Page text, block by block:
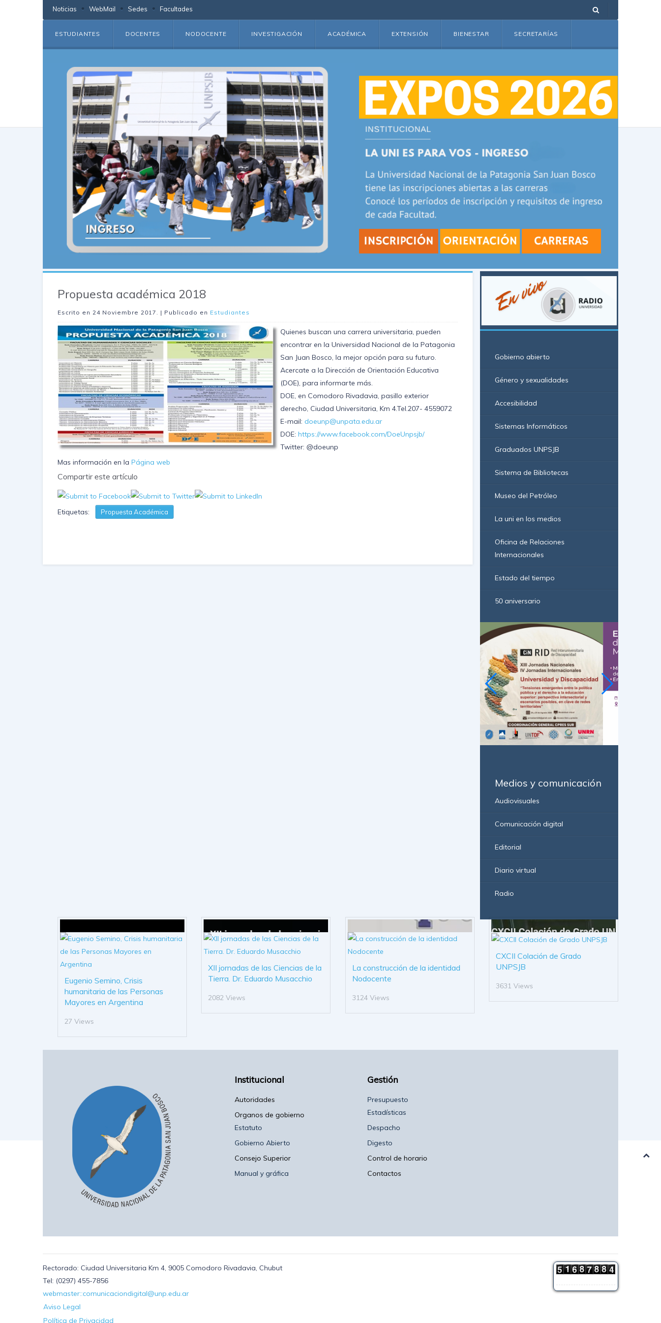
Noticias WebMail Sedes Facultades
ESTUDIANTES DOCENTES NODOCENTE INVESTIGACIÓN ACADÉMICA EXTENSIÓN BIENESTAR SECRETARÍAS
Propuesta académica 2018
Escrito en 24 Noviembre 2017 . | Publicado en Estudiantes
Quienes buscan una carrera universitaria, pueden
encontrar en la Universidad Nacional de la Patagonia
San Juan Bosco, la mejor opción para su futuro.
Acercate a la Dirección de Orientación Educativa
(DOE), para informarte más.
DOE, en Comodoro Rivadavia, pasillo exterior
derecho, Ciudad Universitaria, Km 4.Tel.207- 4559072
E-mail: doeunp@unpata.edu.ar
DOE: https://www.facebook.com/DoeUnpsjb/
Twitter: @doeunp
Mas información en la Página web
Compartir este artículo
Etiquetas: Propuesta Académica
Gobierno abierto
Género y sexualidades
Accesibilidad
Sistemas Informáticos
Graduados UNPSJB
Sistema de Bibliotecas
Museo del Petróleo
La uni en los medios
Oficina de Relaciones
Internacionales
Estado del tiempo
50 aniversario
Medios y comunicación
Audiovisuales
Comunicación digital
Editorial
Diario virtual
Radio
Eugenio Semino, Crisis
humanitaria de las Personas
Mayores en Argentina
27 Views
XII jornadas de las Ciencias de la
Tierra. Dr. Eduardo Musacchio
2082 Views
La construcción de la identidad
Nodocente
3124 Views
CXCII Colación de Grado
UNPSJB
3631 Views
Institucional
Autoridades
Organos de gobierno
Estatuto
Gobierno Abierto
Consejo Superior
Manual y gráfica
Gestión
Presupuesto
Estadísticas
Despacho
Digesto
Control de horario
Contactos
Rectorado: Ciudad Universitaria Km 4, 9005 Comodoro Rivadavia, Chubut
Tel: (0297) 455-7856
webmaster::comunicaciondigital@unp.edu.ar
Aviso Legal
Política de Privacidad